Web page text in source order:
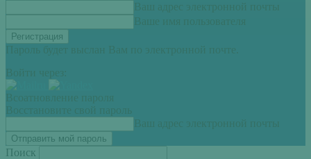
Ваш адрес электронной почты
Ваше имя пользователя
Пароль будет выслан Вам по электронной почте.
Войти через:
Всоатновление пароля
Восстановите свой пароль
Ваш адрес электронной почты
Поиск